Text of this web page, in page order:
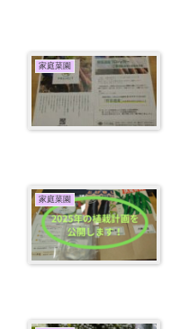
家庭菜園
家庭菜園